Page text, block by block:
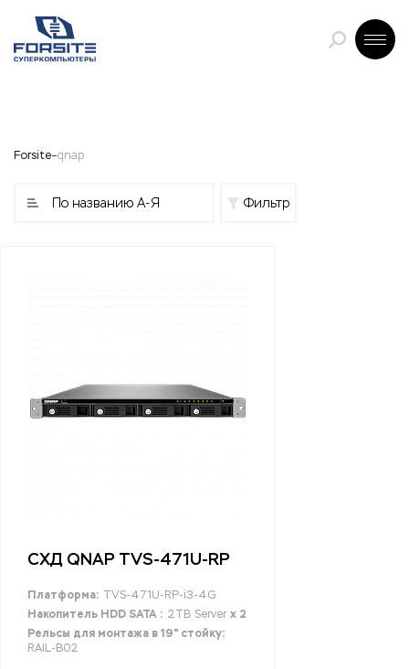
Forsite qnap
По названию А-Я Фильтр
СХД QNAP TVS-471U-RP
Платформа: TVS-471U-RP-i3-4G
Накопитель HDD SATA : 2TB Server x 2
Рельсы для монтажа в 19" стойку:
RAIL-B02